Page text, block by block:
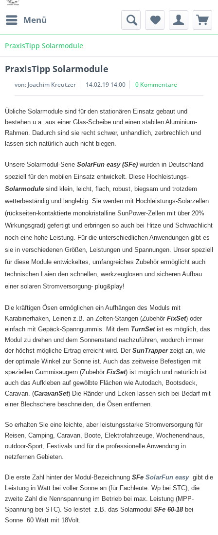
Menü
PraxisTipp Solarmodule
PraxisTipp Solarmodule
von: Joachim Kreutzer 14.02.19 14:00 0 Kommentare
Übliche Solarmodule sind für den stationären Einsatz gebaut und
bestehen u.a. aus einer Glas-Scheibe und einen stabilen Aluminium-
Rahmen. Dadurch sind sie recht schwer, unhandlich, zerbrechlich und
lassen sich natürlich auch nicht biegen.
Unsere Solarmodul-Serie SolarFun easy (SFe) wurden in Deutschland
speziell für den mobilen Einsatz entwickelt. Diese Hochleistungs-
Solarmodule sind klein, leicht, flach, robust, biegsam und trotzdem
wetterbeständig und langlebig. Sie werden mit Hochleistungs-Solarzellen
(rückseiten-kontaktierte monokristalline SunPower-Zellen mit über 20%
Wirkungsgrad) gefertigt und erbringen so auch bei Hitze und Schwachlicht
noch eine hohe Leistung. Für die unterschiedlichen Anwendungen gibt es
sie in verschiedenen Größen, Leistungen und Spannungen. Unser speziell
für diese Module entwickeltes, umfangreiches Zubehör ermöglicht auch
technischen Laien den schnellen, werkzeuglosen und sicheren Aufbau
einer solaren Stromversorgung- plug&play!
Die kräftigen Ösen ermöglichen ein Aufhängen des Moduls mit
Karabinerhaken, Leinen z.B. an Zelten-Stangen (Zubehör FixSet) oder
einfach mit Gepäck-Spanngummis. Mit dem TurnSetist es möglich, das
Modul zu drehen und dem Sonnenstand nachzuführen, wodurch immer
der höchst mögliche Ertrag erreicht wird. Der SunTrapperzeigt an, wie
der optimale Winkel zur Sonne ist. Auch das zeitweise Befestigen mit
speziellen Gummisaugern (Zubehör FixSet) ist möglich und natürlich ist
auch das Aufkleben auf gewölbte Flächen wie Autodach, Bootsdeck,
Caravan. (CaravanSet) Die Ränder und Ecken lassen sich bei Bedarf mit
einer Blechschere beschneiden, die Ösen entfernen.
So erhalten Sie eine leichte, aber leistungsstarke Stromversorgung für
Reisen, Camping, Caravan, Boote, Elektrofahrzeuge, Wochenendhaus,
outdoor-Sport, Festivals und für die professionelle Anwendung in
netzfernen Gebieten.
Die erste Zahl hinter der Modul-Bezeichnung SFe SolarFun easy gibt die
Leistung in Watt bei voller Sonne an (für Fachleute: Wp bei STC), die
zweite Zahl die Nennspannung im Betrieb bei max. Leistung (MPP-
Spannung bei STC). So leistet z.B. das Solarmodul SFe 60-18 bei
Sonne 60 Watt mit 18Volt.